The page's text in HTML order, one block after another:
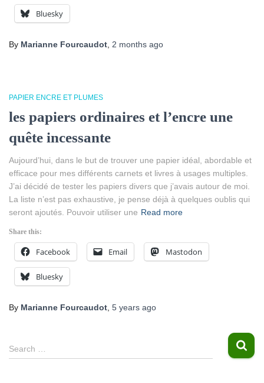
Bluesky
By Marianne Fourcaudot, 2 months ago
PAPIER ENCRE ET PLUMES
les papiers ordinaires et l’encre une
quête incessante
Aujourd’hui, dans le but de trouver une papier idéal, abordable et
efficace pour mes différents carnets et livres à usages multiples.
J’ai décidé de tester les papiers divers que j’avais autour de moi.
La liste n’est pas exhaustive, je pense déjà à quelques oublis qui
seront ajoutés. Pouvoir utiliser une Read more
Share this:
Facebook Email Mastodon
Bluesky
By Marianne Fourcaudot, 5 years ago
S
e
Search …